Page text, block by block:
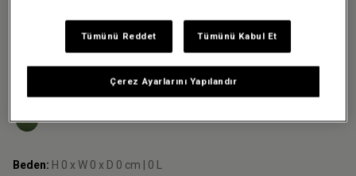
3.079,30 TL
4.399,00 TL -%30
Beden: H 0 x W 0 x D 0 cm | 0 L
Çerez Ayarlarını Yapılandır
Tümünü Reddet Tümünü Kabul Et